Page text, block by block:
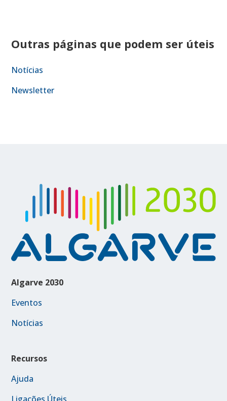
Outras páginas que podem ser úteis
Notícias
Newsletter
Algarve 2030
Eventos
Notícias
Recursos
Ajuda